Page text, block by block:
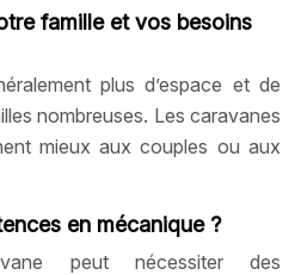
famille et vos besoins
plus d’espace et de
nombreuses. Les caravanes
mieux aux couples ou aux
en mécanique ?
peut nécessiter des